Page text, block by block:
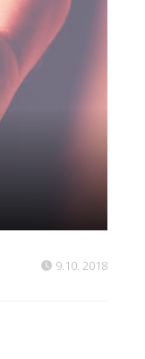
9.10. 2018